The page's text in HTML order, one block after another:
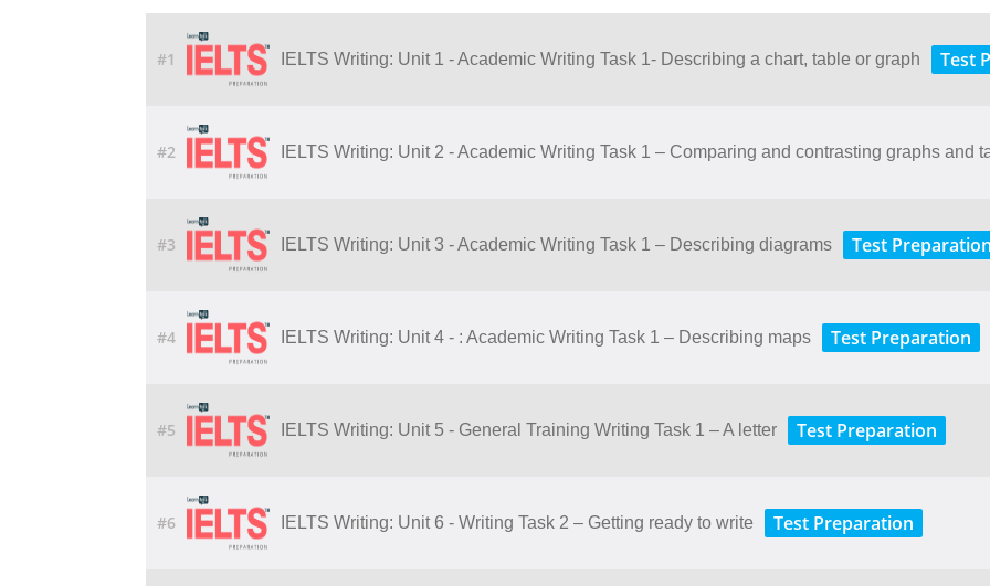
#1 IELTS Writing: Unit 1 - Academic Writing Task 1- Describing a chart, table or graph Test
#2 IELTS Writing: Unit 2 - Academic Writing Task 1 – Comparing and contrasting graphs and
#3 IELTS Writing: Unit 3 - Academic Writing Task 1 – Describing diagrams Test
#4 IELTS Writing: Unit 4 - : Academic Writing Task 1 – Describing maps Test Preparation
#5 IELTS Writing: Unit 5 - General Training Writing Task 1 – A letter Test Preparation
#6 IELTS Writing: Unit 6 - Writing Task 2 – Getting ready to write Test Preparation